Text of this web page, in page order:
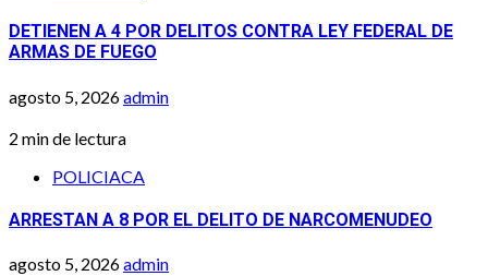
DETIENEN A 4 POR DELITOS CONTRA LEY FEDERAL DE
ARMAS DE FUEGO
agosto 5, 2026admin
2 min de lectura
POLICIACA
ARRESTAN A 8 POR EL DELITO DE NARCOMENUDEO
agosto 5, 2026admin